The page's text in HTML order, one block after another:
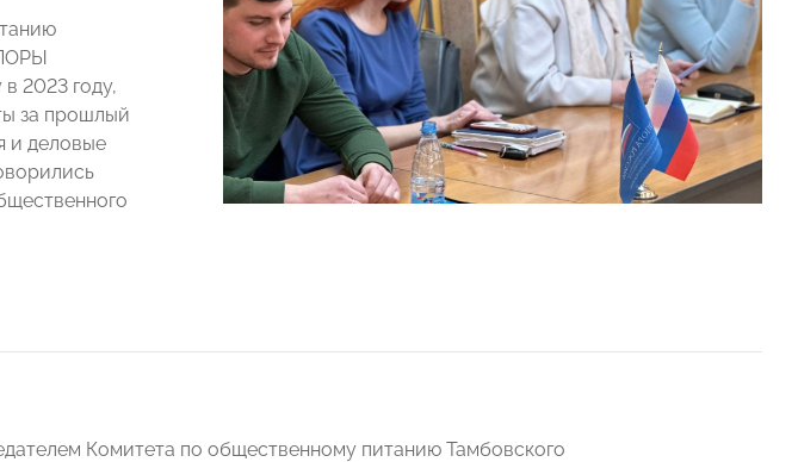
2023 году,
за прошлый
и деловые
Комитета по общественному питанию Тамбовского